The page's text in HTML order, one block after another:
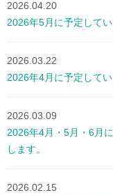
2026.04.20
2026年5月に予定して
2026.03.22
2026年4月に予定して
2026.03.09
2026年4月・5月・6月
します。
2026.02.15